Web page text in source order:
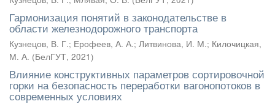
Гармонизация понятий в законодательстве в
области железнодорожного транспорта
Кузнецов, В. Г.; Ерофеев, А. А.; Литвинова, И. М.; Килочицкая,
М. А. (БелГУТ, 2021)
Влияние конструктивных параметров сортировочной
горки на безопасность переработки вагонопотоков в
современных условиях